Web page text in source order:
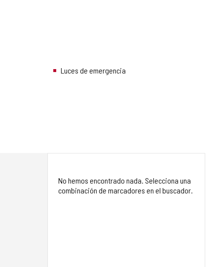
Luces de emergencia
No hemos encontrado nada. Selecciona una
combinación de marcadores en el buscador.